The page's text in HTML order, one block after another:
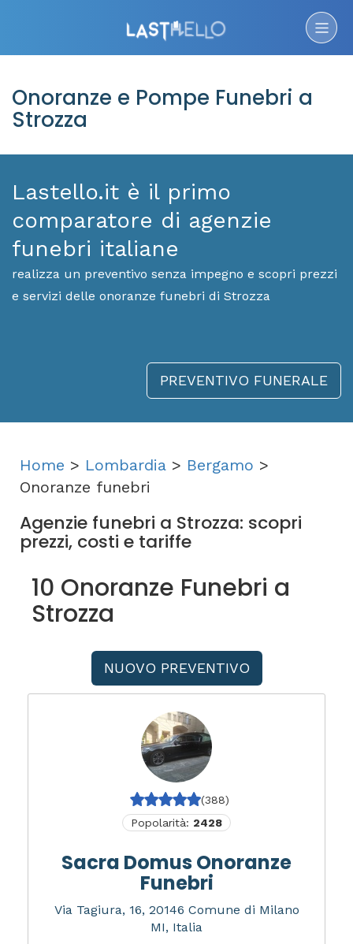
Onoranze e Pompe Funebri a
Strozza
Lastello.it è il primo
comparatore di agenzie
funebri italiane
realizza un preventivo senza impegno e scopri prezzi
e servizi delle onoranze funebri di Strozza
PREVENTIVO FUNERALE
Home > Lombardia > Bergamo >
Onoranze funebri
Agenzie funebri a Strozza: scopri
prezzi, costi e tariffe
10 Onoranze Funebri a
Strozza
NUOVO PREVENTIVO
(388)
Popolarità: 2428
Sacra Domus Onoranze
Funebri
Via Tagiura, 16, 20146 Comune di Milano
MI, Italia